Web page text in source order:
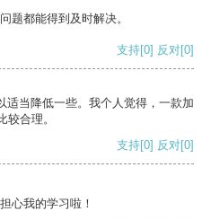
题都能得到及时解决。
支持[0] 反对[0]
适当降低一些。我个人觉得，一款加
合理。
支持[0] 反对[0]
心我的学习啦！